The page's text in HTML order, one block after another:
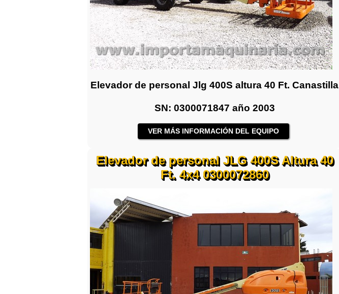
Elevador de personal Jlg 400S altura 40 Ft. Canastilla
SN: 0300071847 año 2003
VER MÁS INFORMACIÓN DEL EQUIPO
Elevador de personal JLG 400S Altura 40
Ft. 4x4 0300072860